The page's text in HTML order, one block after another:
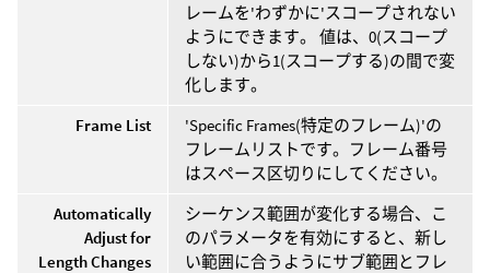
レームを'わずかに'スコープされない
ようにできます。 値は、0(スコープ
しない)から1(スコープする)の間で変
化します。
Frame List
'Specific Frames(特定のフレーム)'の
フレームリストです。フレーム番号
はスペース区切りにしてください。
Automatically
Adjust for
Length Changes
シーケンス範囲が変化する場合、こ
のパラメータを有効にすると、新し
い範囲に合うようにサブ範囲とフレ